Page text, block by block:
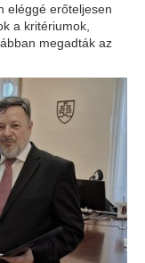
eléggé erőteljesen
a kritériumok,
megadták az